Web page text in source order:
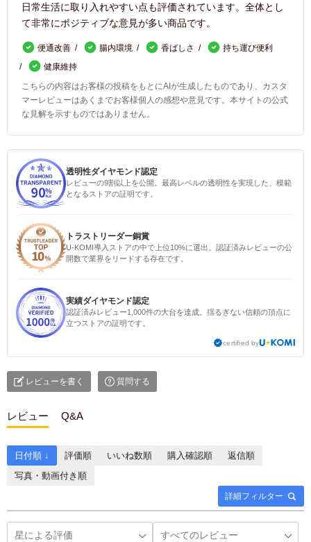
日常生活に取り入れやすい点も評価されています。全体とし
て非常にポジティブな意見が多い商品です。
便通改善 腸内環境 香ばしさ
持ち運び便利
健康維持
こちらの内容はお客様の投稿をもとにAIが生成したものであり、カスタ
マーレビューはあくまでお客様個人の感想や意見です。本サイトの公式
な見解を示すものではありません。
透明性ダイヤモンド認定
レビューの9割以上を公開。最高レベルの透明性を実現した、模範
となるストアの証明です。
トラストリーダー銅賞
U-KOMI導入ストアの中で上位10%に選出。認証済みレビューの公
開数で業界をリードする存在です。
実績ダイヤモンド認定
認証済みレビュー1,000件の大台を達成。揺るぎない信頼の頂点に
立つストアの証明です。
certified by
レビューを書く 質問する
レビュー Q&A
詳細フィルター
日付順 ↓ 評価順 いいね数順 購入確認順
返信順
写真・動画付き順